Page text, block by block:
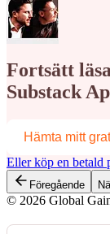
Fortsätt
Substack
Hämta mitt
Eller köp en betald
Föregående
© 2026 Global